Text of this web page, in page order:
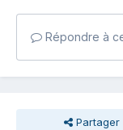
Répondre à
Partager